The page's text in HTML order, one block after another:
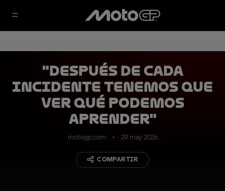
"Después de cada
incidente tenemos que
ver qué podemos
aprender"
motogp.com 29 may 2026
COMPARTIR